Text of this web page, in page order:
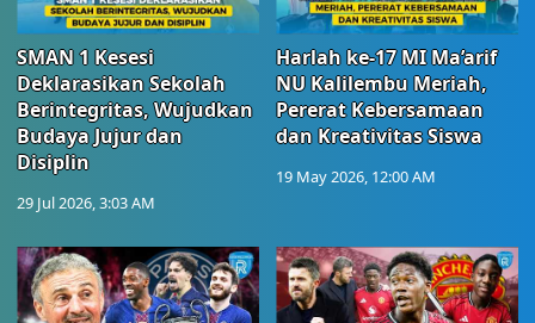
SMAN 1 Kesesi
Deklarasikan Sekolah
Berintegritas, Wujudkan
Budaya Jujur dan
Disiplin
29 Jul 2026, 3:03 AM
Harlah ke-17 MI Ma’arif
NU Kalilembu Meriah,
Pererat Kebersamaan
dan Kreativitas Siswa
19 May 2026, 12:00 AM